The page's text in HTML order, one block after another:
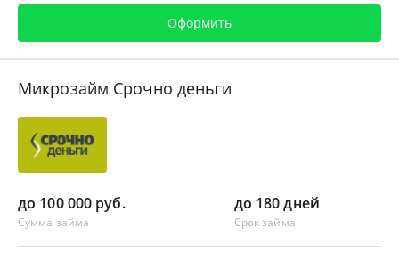
Оформить
Микрозайм Срочно деньги
до 100 000 руб.
Сумма займа
до 180 дней
Срок займа